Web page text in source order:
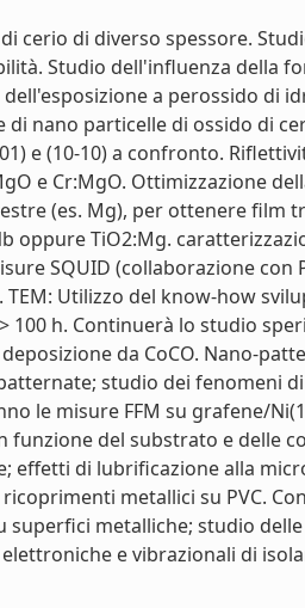
di diverso spessore.
Studio dell'influenza della
a perossido di
nano particelle di ossido di
e (10-10) a confronto.
e Cr:MgO. Ottimizzazione
(es. Mg), per ottenere film
TiO2:Mg.
SQUID (collaborazione
Utilizzo del know-how
h. Continuerà lo studio
da CoCO. Nano-
studio dei fenomeni
le misure FFM su grafene/
del substrato e delle
di lubrificazione alla
metallici su PVC.
metalliche; studio
e vibrazionali di